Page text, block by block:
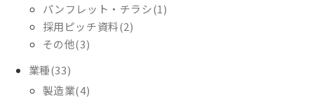
パンフレット・チラシ(1)
採用ピッチ資料(2)
その他(3)
業種(33)
製造業(4)